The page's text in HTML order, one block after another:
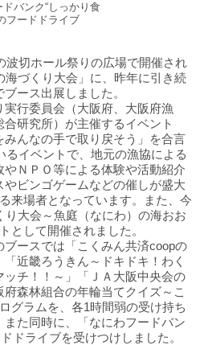
ドバンク“しっかり食
フードドライブ
切ホール祭りの広場で開催され
海づくり大会」に、昨年に引き続
ース出展しました。
行委員会（大阪府、大阪府漁
研究所）が主催するイベント
んなの手で取り戻そう」を合言
るイベントで、地元の漁協による
ＮＰＯ等による体験や活動紹介
ビンゴゲームなどの催しが盛大
来場者となっています。また、今
大会～魚庭（なにわ）の海おお
として開催されました。
ースでは「こくみん共済coopの
近畿ろうきん～ドキドキ！わく
チ！！～」「ＪＡ大阪中央会の
森林組合の年輪当てクイズ～こ
グラムを、各1時間弱の受け持ち
た同時に、「なにわフードバン
ドライブを受けつけしました。